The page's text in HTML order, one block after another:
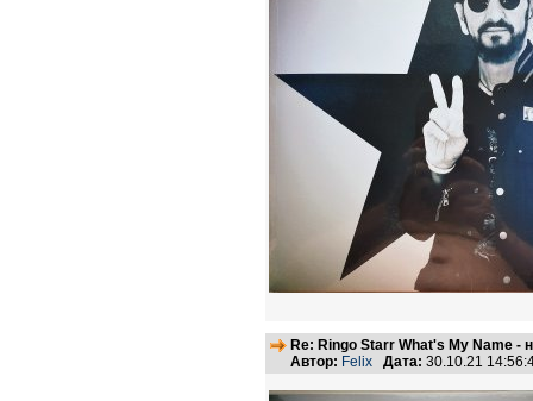
Re: Ringo Starr What's My Name
Автор: Felix Дата: 30.10.21